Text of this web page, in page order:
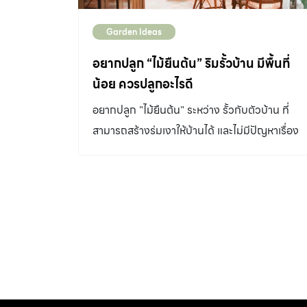
Garden Ideas
อยากปลูก “ไม้ยืนต้น” ริมรั้วบ้าน มีพื้นที่
น้อย ควรปลูกอะไรดี
อยากปลูก "ไม้ยืนต้น" ระหว่าง รั้วกับตัวบ้าน ที่
สามารถสร้างร่มเงาให้บ้านได้ และไม่มีปัญหาเรื่อง